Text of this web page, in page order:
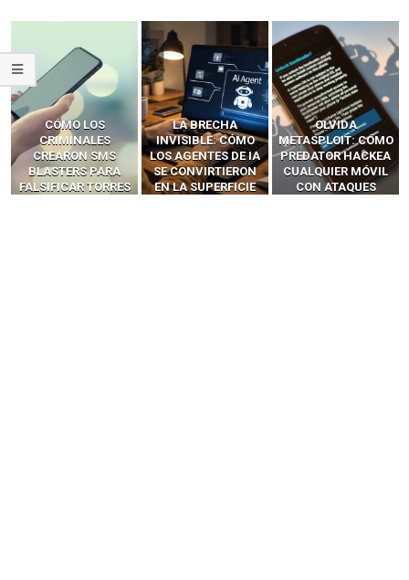
LA BRECHA
INVISIBLE: CÓMO
LOS AGENTES DE IA
SE CONVIRTIERON
EN LA SUPERFICIE
OLVIDA
METASPLOIT: CÓMO
PREDATOR HACKEA
CUALQUIER MÓVIL
CON ATAQUES
CÓMO LOS HACKERS
INTERCEPTAN OTPS
Y LLAMADAS
MÓVILES SIN
‘HACKEAR’ — EL